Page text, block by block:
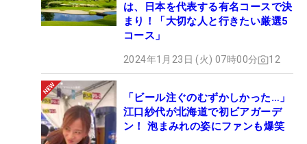
は、日本を代表する有名コースで決
まり！「大切な人と行きたい厳選5
コース」
2024年1月23日 (火) 07時00分 12
「ビール注ぐのむずかしかった…」
江口紗代が北海道で初ビアガーデ
ン！ 泡まみれの姿にファンも爆笑